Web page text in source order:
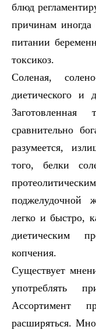
блюд
причинам иногда
питании
токсикоз.
Соленая,
диетического и
сравнительно
разумеется,
того, белки
поджелудочной
легко и быстро,
диетическим
копчения.
Существует
употреблять
Ассортимент
расширяться.